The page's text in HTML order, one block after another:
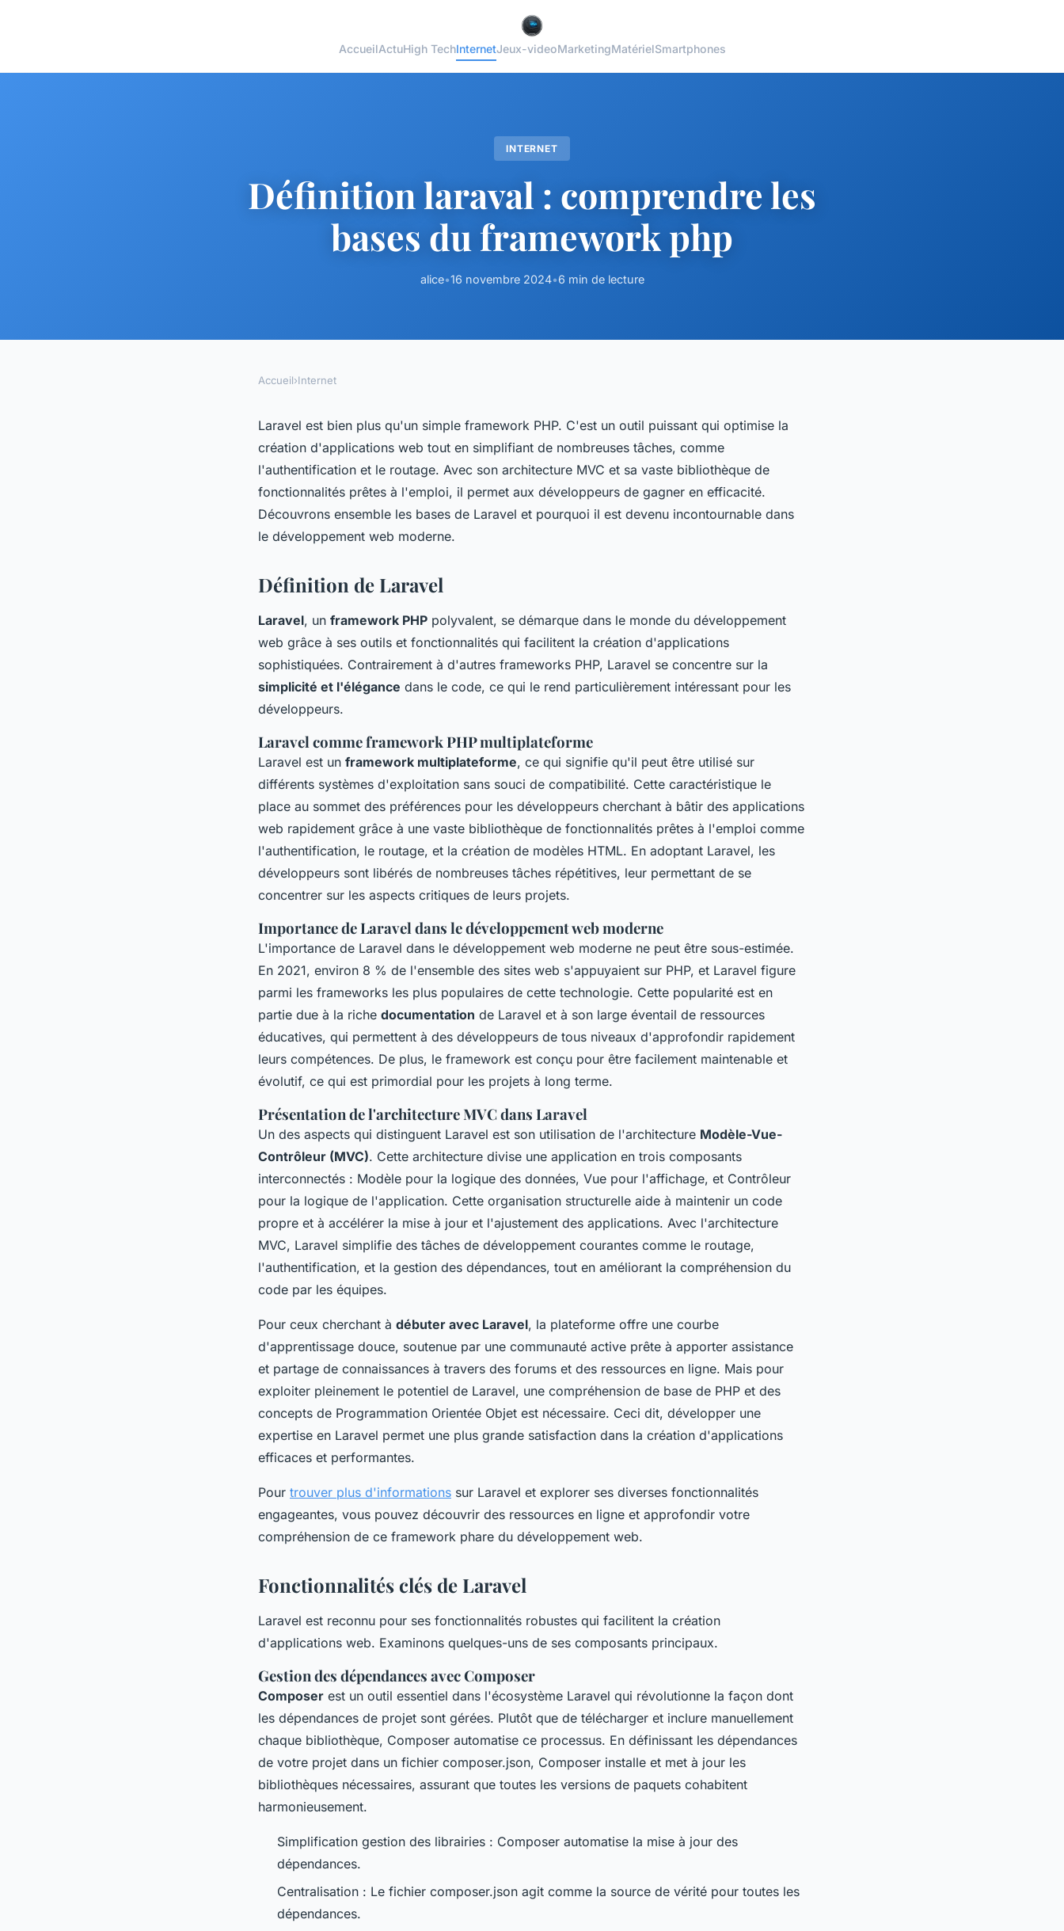
AccueilActuHigh TechInternetJeux-videoMarketingMatérielSmartphones
INTERNET
Définition laraval : comprendre les
bases du framework php
alice•16 novembre 2024•6 min de lecture
Accueil›Internet
Laravel est bien plus qu'un simple framework PHP. C'est un outil puissant qui optimise la
création d'applications web tout en simplifiant de nombreuses tâches, comme
l'authentification et le routage. Avec son architecture MVC et sa vaste bibliothèque de
fonctionnalités prêtes à l'emploi, il permet aux développeurs de gagner en efficacité.
Découvrons ensemble les bases de Laravel et pourquoi il est devenu incontournable dans
le développement web moderne.
Définition de Laravel
Laravel, un framework PHP polyvalent, se démarque dans le monde du développement
web grâce à ses outils et fonctionnalités qui facilitent la création d'applications
sophistiquées. Contrairement à d'autres frameworks PHP, Laravel se concentre sur la
simplicité et l'élégance dans le code, ce qui le rend particulièrement intéressant pour les
développeurs.
Laravel comme framework PHP multiplateforme
Laravel est un framework multiplateforme, ce qui signifie qu'il peut être utilisé sur
différents systèmes d'exploitation sans souci de compatibilité. Cette caractéristique le
place au sommet des préférences pour les développeurs cherchant à bâtir des applications
web rapidement grâce à une vaste bibliothèque de fonctionnalités prêtes à l'emploi comme
l'authentification, le routage, et la création de modèles HTML. En adoptant Laravel, les
développeurs sont libérés de nombreuses tâches répétitives, leur permettant de se
concentrer sur les aspects critiques de leurs projets.
Importance de Laravel dans le développement web moderne
L'importance de Laravel dans le développement web moderne ne peut être sous-estimée.
En 2021, environ 8 % de l'ensemble des sites web s'appuyaient sur PHP, et Laravel figure
parmi les frameworks les plus populaires de cette technologie. Cette popularité est en
partie due à la riche documentation de Laravel et à son large éventail de ressources
éducatives, qui permettent à des développeurs de tous niveaux d'approfondir rapidement
leurs compétences. De plus, le framework est conçu pour être facilement maintenable et
évolutif, ce qui est primordial pour les projets à long terme.
Présentation de l'architecture MVC dans Laravel
Un des aspects qui distinguent Laravel est son utilisation de l'architecture Modèle-Vue-
Contrôleur (MVC). Cette architecture divise une application en trois composants
interconnectés : Modèle pour la logique des données, Vue pour l'affichage, et Contrôleur
pour la logique de l'application. Cette organisation structurelle aide à maintenir un code
propre et à accélérer la mise à jour et l'ajustement des applications. Avec l'architecture
MVC, Laravel simplifie des tâches de développement courantes comme le routage,
l'authentification, et la gestion des dépendances, tout en améliorant la compréhension du
code par les équipes.
Pour ceux cherchant à débuter avec Laravel, la plateforme offre une courbe
d'apprentissage douce, soutenue par une communauté active prête à apporter assistance
et partage de connaissances à travers des forums et des ressources en ligne. Mais pour
exploiter pleinement le potentiel de Laravel, une compréhension de base de PHP et des
concepts de Programmation Orientée Objet est nécessaire. Ceci dit, développer une
expertise en Laravel permet une plus grande satisfaction dans la création d'applications
efficaces et performantes.
Pour trouver plus d'informations sur Laravel et explorer ses diverses fonctionnalités
engageantes, vous pouvez découvrir des ressources en ligne et approfondir votre
compréhension de ce framework phare du développement web.
Fonctionnalités clés de Laravel
Laravel est reconnu pour ses fonctionnalités robustes qui facilitent la création
d'applications web. Examinons quelques-uns de ses composants principaux.
Gestion des dépendances avec Composer
Composer est un outil essentiel dans l'écosystème Laravel qui révolutionne la façon dont
les dépendances de projet sont gérées. Plutôt que de télécharger et inclure manuellement
chaque bibliothèque, Composer automatise ce processus. En définissant les dépendances
de votre projet dans un fichier composer.json, Composer installe et met à jour les
bibliothèques nécessaires, assurant que toutes les versions de paquets cohabitent
harmonieusement.
Simplification gestion des librairies : Composer automatise la mise à jour des
dépendances.
Centralisation : Le fichier composer.json agit comme la source de vérité pour toutes les
dépendances.